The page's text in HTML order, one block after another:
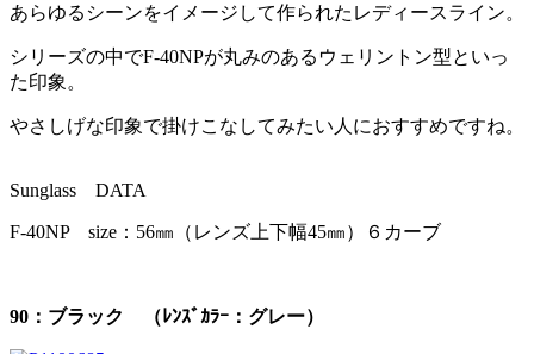
あらゆるシーンをイメージして作られたレディースライン。
シリーズの中でF-40NPが丸みのあるウェリントン型といっ
た印象。
やさしげな印象で掛けこなしてみたい人におすすめですね。
Sunglass DATA
F-40NP size：56㎜（レンズ上下幅45㎜）６カーブ
90：ブラック （ﾚﾝｽﾞｶﾗｰ：グレー）